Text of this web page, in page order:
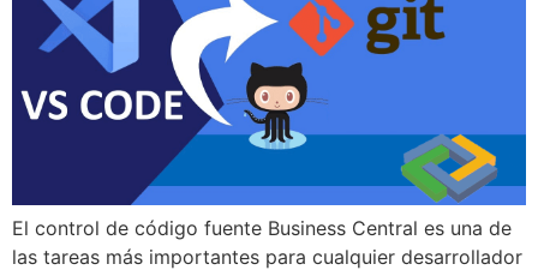
El control de código fuente Business Central es una de
las tareas más importantes para cualquier desarrollador